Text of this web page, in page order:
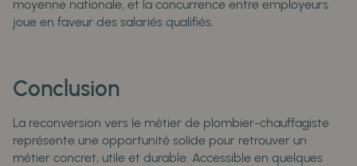
moyenne nationale, et la concurrence entre employeurs
joue en faveur des salariés qualifiés.
Conclusion
La reconversion vers le métier de plombier-chauffagiste
représente une opportunité solide pour retrouver un
métier concret, utile et durable. Accessible en quelques